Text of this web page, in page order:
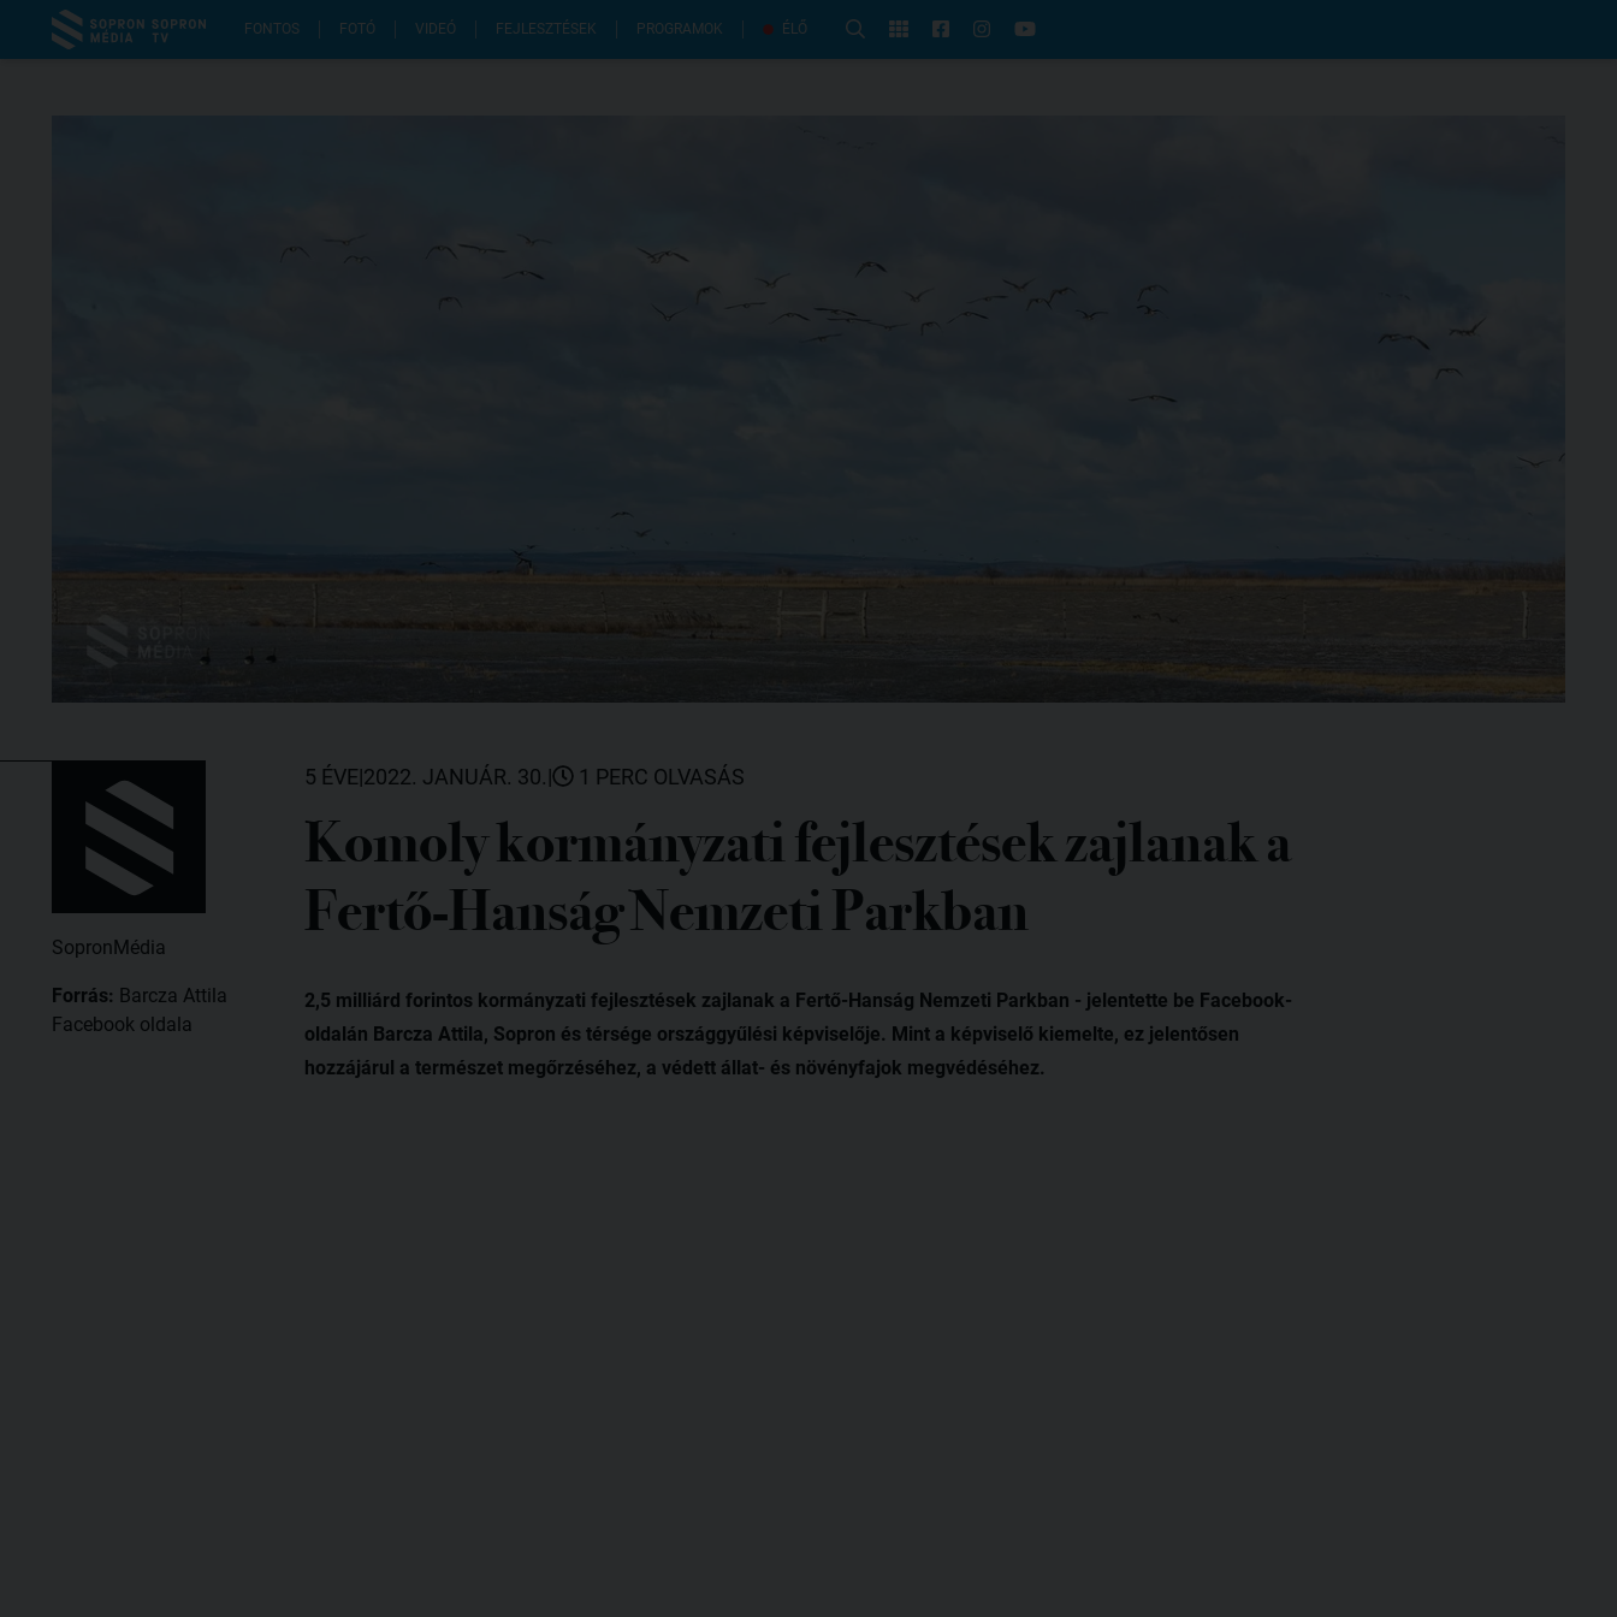
FONTOS FOTÓ VIDEÓ FEJLESZTÉSEK PROGRAMOK ÉLŐ
SopronMédia
Forrás: Barcza Attila
Facebook oldala
5 ÉVE|2022. JANUÁR. 30.| 1 PERC OLVASÁS
Komoly kormányzati fejlesztések zajlanak a
Fertő-Hanság Nemzeti Parkban
2,5 milliárd forintos kormányzati fejlesztések zajlanak a Fertő-Hanság Nemzeti Parkban - jelentette be Facebook-
oldalán Barcza Attila, Sopron és térsége országgyűlési képviselője. Mint a képviselő kiemelte, ez jelentősen
hozzájárul a természet megőrzéséhez, a védett állat- és növényfajok megvédéséhez.